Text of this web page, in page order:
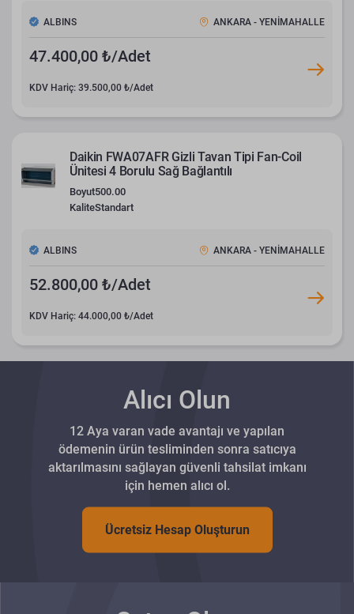
ALBINS ANKARA - YENİMAHALLE
47.400,00 ₺/Adet
KDV Hariç: 39.500,00 ₺/Adet
Daikin FWA07AFR Gizli Tavan Tipi Fan-Coil
Ünitesi 4 Borulu Sağ Bağlantılı
Boyut500.00
KaliteStandart
ALBINS ANKARA - YENİMAHALLE
52.800,00 ₺/Adet
KDV Hariç: 44.000,00 ₺/Adet
Alıcı Olun
12 Aya varan vade avantajı ve yapılan
ödemenin ürün tesliminden sonra satıcıya
aktarılmasını sağlayan güvenli tahsilat imkanı
için hemen alıcı ol.
Ücretsiz Hesap Oluşturun